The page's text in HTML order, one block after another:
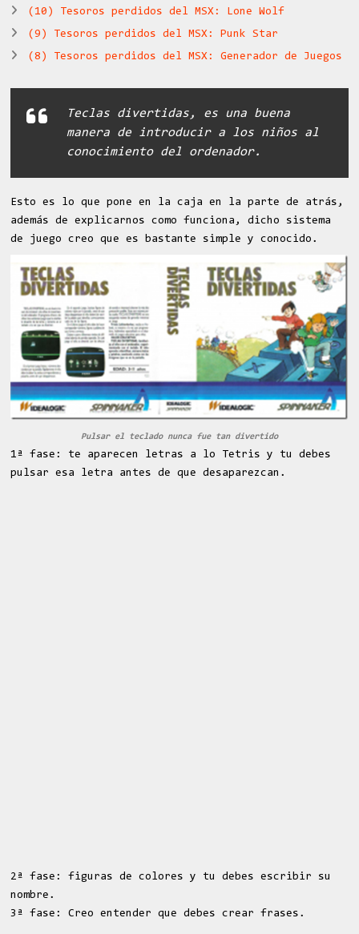
(10) Tesoros perdidos del MSX: Lone Wolf
(9) Tesoros perdidos del MSX: Punk Star
(8) Tesoros perdidos del MSX: Generador de Juegos
Teclas divertidas, es una buena
manera de introducir a los niños al
conocimiento del ordenador.
Esto es lo que pone en la caja en la parte de atrás,
además de explicarnos como funciona, dicho sistema
de juego creo que es bastante simple y conocido.
Pulsar el teclado nunca fue tan divertido
1ª fase: te aparecen letras a lo Tetris y tu debes
pulsar esa letra antes de que desaparezcan.
2ª fase: figuras de colores y tu debes escribir su
nombre.
3ª fase: Creo entender que debes crear frases.